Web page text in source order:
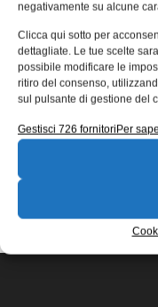
negativamente su alcune
Clicca qui sotto per
dettagliate. Le tue scelte
possibile modificare le
ritiro del consenso,
sul pulsante di gestione del
Gestisci 726 fornitoriPer
Alberto Arrigoni 21/